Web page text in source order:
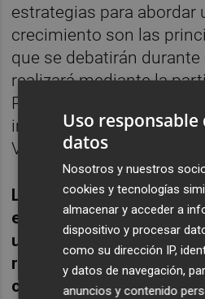
estrategias para abordar
crecimiento son las
que se debatirán durante
realizará mediante la
Presidentes y Directores
importantes empresas
Valenciana
Las normativas
exigentes para que las
una transformación
retos se encuentran para
cambio?
Uso responsable
datos
Nosotros y nuestros
cookies y tecnologías
almacenar y acceder a
dispositivo y procesar
como su dirección IP,
y datos de navegación,
anuncios y contenido